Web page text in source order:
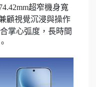
超窄機身寬
顧視覺沉浸與操作
掌心弧度，長時間